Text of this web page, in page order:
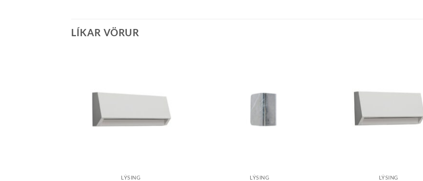
LÍKAR VÖRUR
LÝSING LÝSING LÝSING